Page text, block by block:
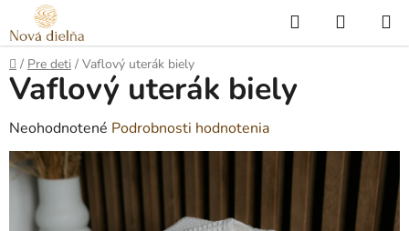
Prejsť
na
obsah
Hľadať
KOŠÍK
Domov
/ Pre deti / Vaflový uterák biely
Vaflový uterák biely
Priemerné
hodnotenie
produktu
Neohodnotené Podrobnosti hodnotenia